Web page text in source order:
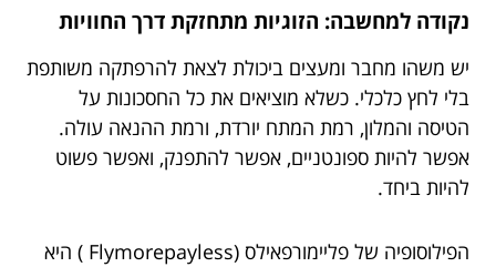
נקודה למחשבה: הזוגיות מתחזקת דרך החוויות
יש משהו מחבר ומעצים ביכולת לצאת להרפתקה משותפת
בלי לחץ כלכלי. כשלא מוציאים את כל החסכונות על
הטיסה והמלון, רמת המתח יורדת, ורמת ההנאה עולה.
אפשר להיות ספונטניים, אפשר להתפנק, ואפשר פשוט
להיות ביחד.
הפילוסופיה של פליימורפאילס (Flymorepayless ) היא